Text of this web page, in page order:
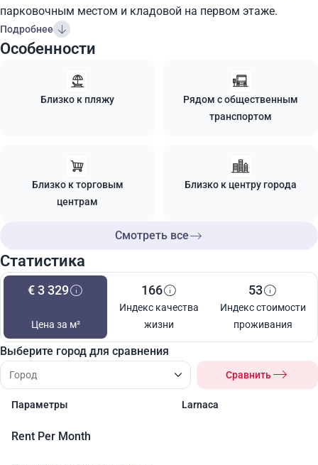
парковочным местом и кладовой на первом этаже.
Подробнее
Особенности
Близко к пляжу
Рядом с общественным
транспортом
Близко к торговым
центрам
Близко к центру города
Смотреть все
Статистика
€ 3 329
Цена за м²
166
Индекс качества
жизни
53
Индекс стоимости
проживания
Выберите город для сравнения
Сравнить
Параметры Larnaca
Rent Per Month